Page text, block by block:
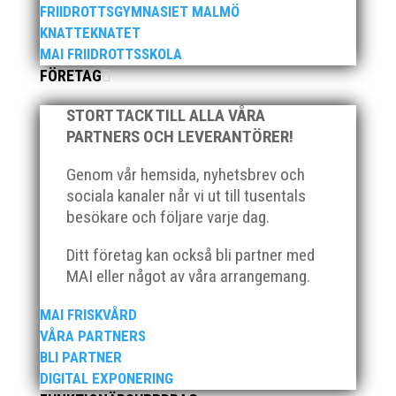
FRIIDROTTSGYMNASIET MALMÖ
KNATTEKNATET
MAI FRIIDROTTSSKOLA
FÖRETAG
STORT TACK TILL ALLA VÅRA
PARTNERS OCH LEVERANTÖRER!
Genom vår hemsida, nyhetsbrev och
sociala kanaler når vi ut till tusentals
besökare och följare varje dag.
Ditt företag kan också bli partner med
MAI eller något av våra arrangemang.
MAI FRISKVÅRD
VÅRA PARTNERS
BLI PARTNER
DIGITAL EXPONERING
Över hundra personer infann sig till årsmötet som
ägde rum på onsdagskvällen på Erics Bar &
Restaurang på Stadionområdet.
grengruppsträff för häck och sprint Lördagen den 23
mars blir det en dag med fokus på häck och sprint.
2007–2010. Har ni en aktiv som är ett år yngre eller
äldre så hör...